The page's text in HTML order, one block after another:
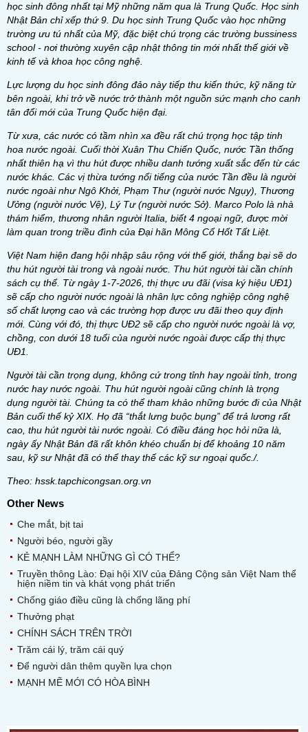
học sinh đông nhất tại Mỹ những năm qua là Trung Quốc. Học sinh
Nhật Bản chỉ xếp thứ 9. Du học sinh Trung Quốc vào học những
trường ưu tú nhất của Mỹ, đặc biệt chú trọng các trường bussiness
school - nơi thường xuyên cập nhật thông tin mới nhất thế giới về
kinh tế và khoa học công nghệ.
Lực lượng du học sinh đông đảo này tiếp thu kiến thức, kỹ năng từ
bên ngoài, khi trở về nước trở thành một nguồn sức mạnh cho canh
tân đổi mới của Trung Quốc hiện đại.
Từ xưa, các nước có tầm nhìn xa đều rất chú trọng học tập tinh
hoa nước ngoài. Cuối thời Xuân Thu Chiến Quốc, nước Tần thống
nhất thiên hạ vì thu hút được nhiều danh tướng xuất sắc đến từ các
nước khác. Các vị thừa tướng nổi tiếng của nước Tần đều là người
nước ngoài như Ngô Khởi, Phạm Thư (người nước Ngụy), Thương
Ưởng (người nước Vệ), Lý Tư (người nước Sở). Marco Polo là nhà
thám hiểm, thương nhân người Italia, biết 4 ngoại ngữ, được mời
làm quan trong triều đình của Đại hãn Mông Cổ Hốt Tất Liệt.
Việt Nam hiện đang hội nhập sâu rộng với thế giới, thắng bại sẽ do
thu hút người tài trong và ngoài nước. Thu hút người tài cần chính
sách cụ thể. Từ ngày 1-7-2026, thị thực ưu đãi (visa ký hiệu UĐ1)
sẽ cấp cho người nước ngoài là nhân lực công nghiệp công nghệ
số chất lượng cao và các trường hợp được ưu đãi theo quy định
mới. Cùng với đó, thị thực UĐ2 sẽ cấp cho người nước ngoài là vợ,
chồng, con dưới 18 tuổi của người nước ngoài được cấp thị thực
UĐ1.
Người tài cần trọng dụng, không cứ trong tỉnh hay ngoài tỉnh, trong
nước hay nước ngoài. Thu hút người ngoài cũng chính là trọng
dụng người tài. Chúng ta có thể tham khảo những bước đi của Nhật
Bản cuối thế kỷ XIX. Họ đã “thắt lưng buộc bụng” để trả lương rất
cao, thu hút người tài nước ngoài. Có điều đáng học hỏi nữa là,
ngày ấy Nhật Bản đã rất khôn khéo chuẩn bị để khoảng 10 năm
sau, kỹ sư Nhật đã có thể thay thế các kỹ sư ngoại quốc./.
Theo: hssk.tapchicongsan.org.vn
Other News
Che mắt, bịt tai
Người béo, người gầy
KẺ MẠNH LÀM NHỮNG GÌ CÓ THỂ?
Truyền thông Lào: Đại hội XIV của Đảng Cộng sản Việt Nam thể
hiện niềm tin và khát vọng phát triển
Chống giáo điều cũng là chống lãng phí
Thưởng phạt
CHÍNH SÁCH TRÊN TRỜI
Trăm cái lý, trăm cái quý
Để người dân thêm quyền lựa chọn
MẠNH MẼ MỚI CÓ HÒA BÌNH